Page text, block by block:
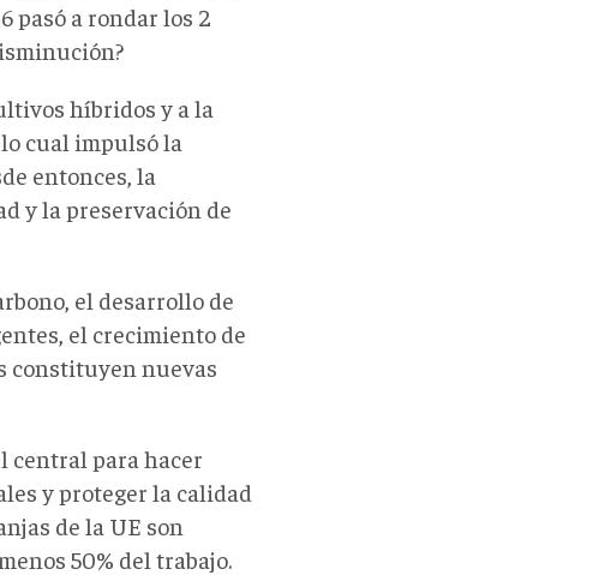
pasó a rondar los 2
híbridos y a la
cual impulsó la
entonces, la
y la preservación de
el desarrollo de
el crecimiento de
constituyen nuevas
central para hacer
y proteger la calidad
de la UE son
50% del trabajo.